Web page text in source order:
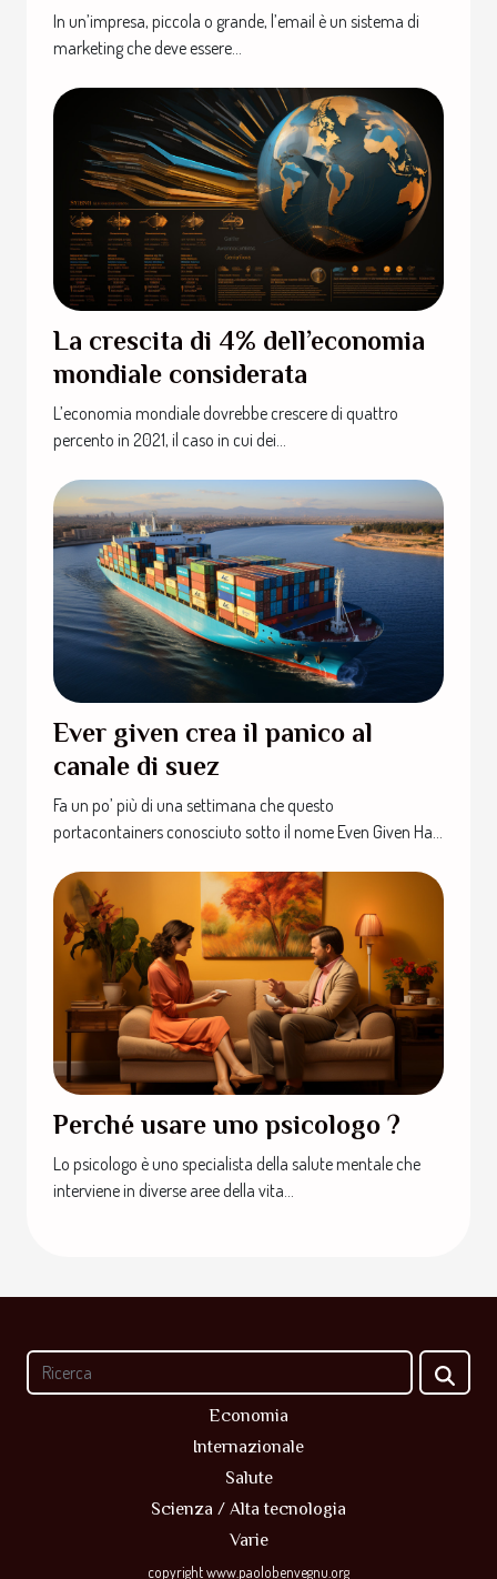
In un’impresa, piccola o grande, l’email è un sistema di
marketing che deve essere...
La crescita di 4% dell’economia
mondiale considerata
L’economia mondiale dovrebbe crescere di quattro
percento in 2021, il caso in cui dei...
Ever given crea il panico al
canale di suez
Fa un po’ più di una settimana che questo
portacontainers conosciuto sotto il nome Even Given Ha...
Perché usare uno psicologo ?
Lo psicologo è uno specialista della salute mentale che
interviene in diverse aree della vita...
Economia
Internazionale
Salute
Scienza / Alta tecnologia
Varie
copyright www.paolobenvegnu.org